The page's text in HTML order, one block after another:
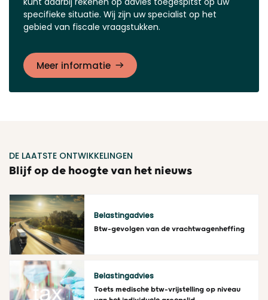
specifieke situatie. Wij zijn uw specialist op het
gebied van fiscale vraagstukken.
Meer informatie
DE LAATSTE ONTWIKKELINGEN
Blijf op de hoogte van het nieuws
Lees meer
Belastingadvies
Btw-gevolgen van de vrachtwagenheffing
Belastingadvies
Toets medische btw-vrijstelling op niveau